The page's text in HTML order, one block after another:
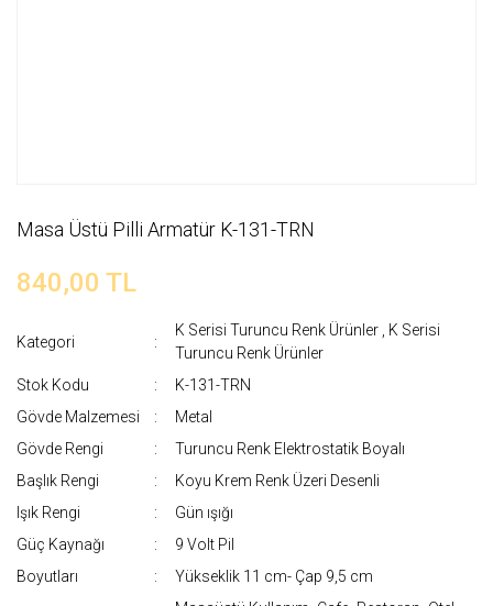
Masa Üstü Pilli Armatür K-131-TRN
840,00 TL
Kategori
K Serisi Turuncu Renk Ürünler
K Serisi
Turuncu Renk Ürünler
Stok Kodu
K-131-TRN
Gövde Malzemesi
Metal
Gövde Rengi
Turuncu Renk Elektrostatik Boyalı
Başlık Rengi
Koyu Krem Renk Üzeri Desenli
Işık Rengi
Gün ışığı
Güç Kaynağı
9 Volt Pil
Boyutları
Yükseklik 11 cm- Çap 9,5 cm